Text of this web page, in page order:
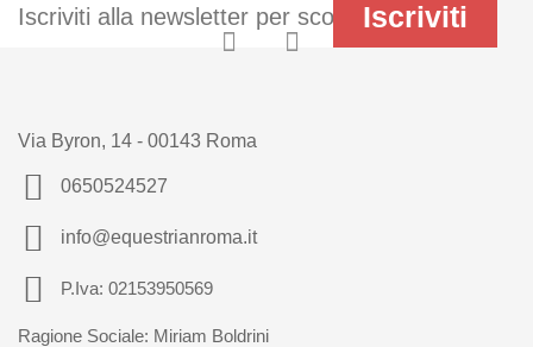
Via Byron, 14 - 00143 Roma
0650524527
info@equestrianroma.it
P.Iva: 02153950569
Ragione Sociale: Miriam Boldrini